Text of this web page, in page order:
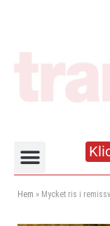
Hem » Mycket ris i